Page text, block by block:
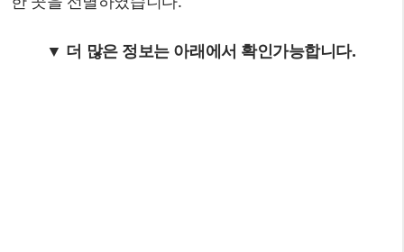
▼ 더 많은 정보는 아래에서 확인가능합니다.